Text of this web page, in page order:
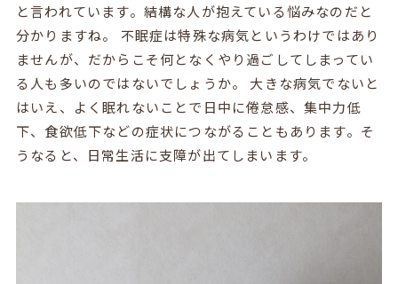
と言われています。結構な人が抱えている悩みなのだと
分かりますね。 不眠症は特殊な病気というわけではあり
ませんが、だからこそ何となくやり過ごしてしまってい
る人も多いのではないでしょうか。 大きな病気でないと
はいえ、よく眠れないことで日中に倦怠感、集中力低
下、食欲低下などの症状につながることもあります。そ
うなると、日常生活に支障が出てしまいます。